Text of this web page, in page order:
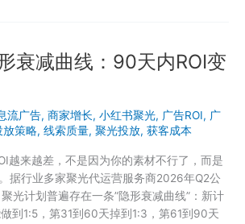
衰减曲线：90天内ROI变
流广告, 商家增长, 小红书聚光, 广告ROI, 广
放策略, 线索质量, 聚光投放, 获客成本
越来越差，不是因为你的素材不行了，而是
据行业多家聚光代运营服务商2026年Q2公
光计划普遍存在一条”隐形衰减曲线”：新计
到1:5，第31到60天掉到1:3，第61到90天